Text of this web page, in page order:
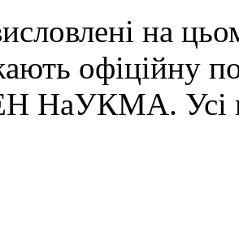
на
офіційну
НаУКМА. Усі